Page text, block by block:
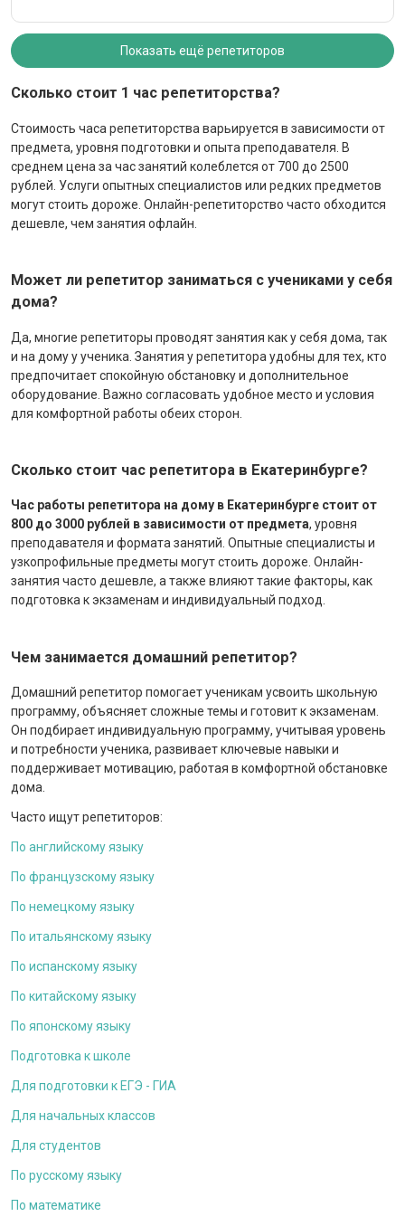
Показать ещё репетиторов
Сколько стоит 1 час репетиторства?
Стоимость часа репетиторства варьируется в зависимости от
предмета, уровня подготовки и опыта преподавателя. В
среднем цена за час занятий колеблется от 700 до 2500
рублей. Услуги опытных специалистов или редких предметов
могут стоить дороже. Онлайн-репетиторство часто обходится
дешевле, чем занятия офлайн.
Может ли репетитор заниматься с учениками у себя
дома?
Да, многие репетиторы проводят занятия как у себя дома, так
и на дому у ученика. Занятия у репетитора удобны для тех, кто
предпочитает спокойную обстановку и дополнительное
оборудование. Важно согласовать удобное место и условия
для комфортной работы обеих сторон.
Сколько стоит час репетитора в Екатеринбурге?
Час работы репетитора на дому в Екатеринбурге стоит от
800 до 3000 рублей в зависимости от предмета, уровня
преподавателя и формата занятий. Опытные специалисты и
узкопрофильные предметы могут стоить дороже. Онлайн-
занятия часто дешевле, а также влияют такие факторы, как
подготовка к экзаменам и индивидуальный подход.
Чем занимается домашний репетитор?
Домашний репетитор помогает ученикам усвоить школьную
программу, объясняет сложные темы и готовит к экзаменам.
Он подбирает индивидуальную программу, учитывая уровень
и потребности ученика, развивает ключевые навыки и
поддерживает мотивацию, работая в комфортной обстановке
дома.
Часто ищут репетиторов:
По английскому языку
По французскому языку
По немецкому языку
По итальянскому языку
По испанскому языку
По китайскому языку
По японскому языку
Подготовка к школе
Для подготовки к ЕГЭ - ГИА
Для начальных классов
Для студентов
По русскому языку
По математике